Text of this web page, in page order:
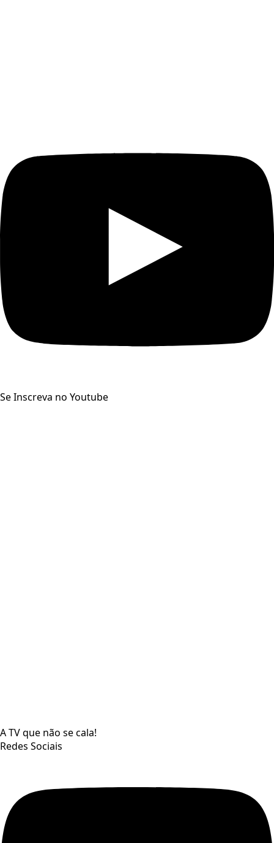
Se Inscreva no Youtube
A TV que não se cala!
Redes Sociais